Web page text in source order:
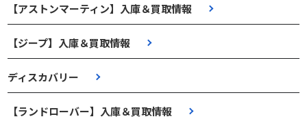
【アストンマーティン】入庫＆買取情報
【ジープ】入庫＆買取情報
ディスカバリー
【ランドローバー】入庫＆買取情報